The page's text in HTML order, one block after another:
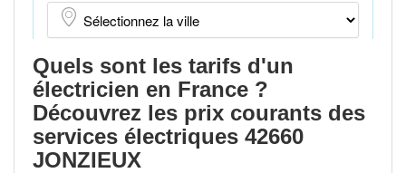
Quels sont les tarifs d'un
électricien en France ?
Découvrez les prix courants des
services électriques 42660
JONZIEUX